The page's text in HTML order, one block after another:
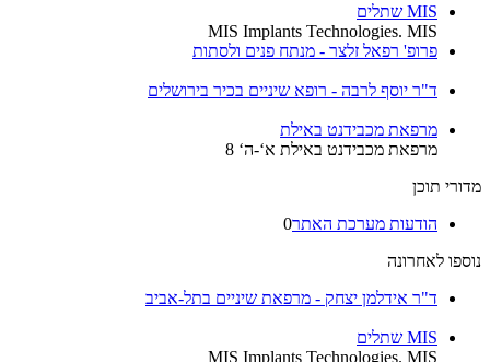
MIS שתלים
MIS Implants Technologies. MIS
פרופ' רפאל זלצר - מנתח פנים ולסתות
ד"ר יוסף לרבה - רופא שיניים בכיר בירושלים
מרפאת מכבידנט באילת
מרפאת מכבידנט באילת א‘-ה‘ 8
מדורי תוכן
הודעות מערכת האתר0
נוספו לאחרונה
ד"ר אידלמן יצחק - מרפאת שיניים בתל-אביב
MIS שתלים
MIS Implants Technologies. MIS